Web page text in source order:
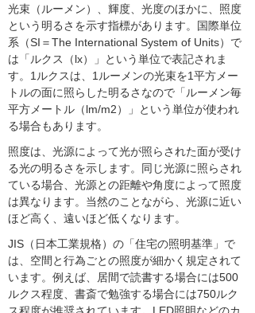
光束（ルーメン）、輝度、光度のほかに、照度
という明るさを示す指標があります。国際単位
系（SI＝The International System of Units）で
は「ルクス（lx）」という単位で表記されま
す。1ルクスは、1ルーメンの光束を1平方メー
トルの面に照らした明るさなので「ルーメン毎
平方メートル（lm/m2）」という単位が使われ
る場合もあります。
照度は、光源によって光が照らされた面が受け
る光の明るさを示します。同じ光源に照らされ
ている場合、光源との距離や角度によって照度
は異なります。当然のことながら、光源に近い
ほど高く、遠いほど低くなります。
JIS（日本工業規格）の「住宅の照明基準」で
は、空間と行為ごとの照度が細かく規定されて
います。例えば、居間で読書する場合には500
ルクス程度、書斎で勉強する場合には750ルク